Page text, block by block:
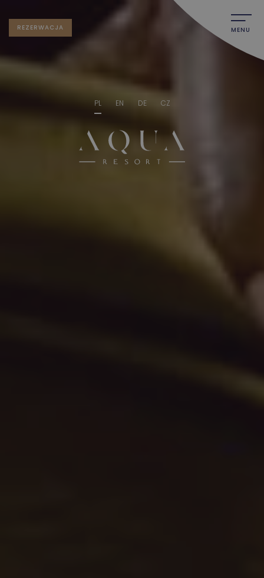
REZERWACJA MENU
PL EN DE CZ